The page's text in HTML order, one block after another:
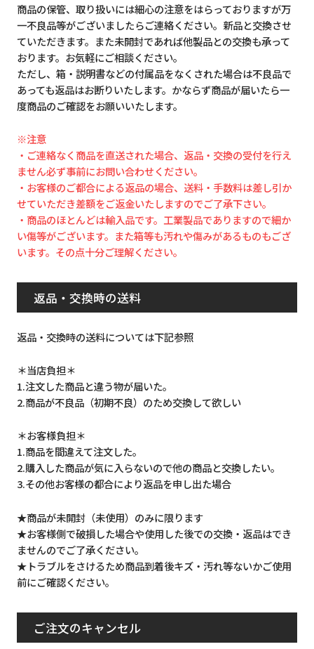
商品の保管、取り扱いには細心の注意をはらっておりますが万
一不良品等がございましたらご連絡ください。新品と交換させ
ていただきます。また未開封であれば他製品との交換も承って
おります。お気軽にご相談ください。
ただし、箱・説明書などの付属品をなくされた場合は不良品で
あっても返品はお断りいたします。かならず商品が届いたら一
度商品のご確認をお願いいたします。
※注意
・ご連絡なく商品を直送された場合、返品・交換の受付を行え
ません必ず事前にお問い合わせください。
・お客様のご都合による返品の場合、送料・手数料は差し引か
せていただき差額をご返金いたしますのでご了承下さい。
・商品のほとんどは輸入品です。工業製品でありますので細か
い傷等がございます。また箱等も汚れや傷みがあるものもござ
います。その点十分ご理解ください。
返品・交換時の送料
返品・交換時の送料については下記参照
＊当店負担＊
1.注文した商品と違う物が届いた。
2.商品が不良品（初期不良）のため交換して欲しい
＊お客様負担＊
1.商品を間違えて注文した。
2.購入した商品が気に入らないので他の商品と交換したい。
3.その他お客様の都合により返品を申し出た場合
★商品が未開封（未使用）のみに限ります
★お客様側で破損した場合や使用した後での交換・返品はでき
ませんのでご了承ください。
★トラブルをさけるため商品到着後キズ・汚れ等ないかご使用
前にご確認ください。
ご注文のキャンセル